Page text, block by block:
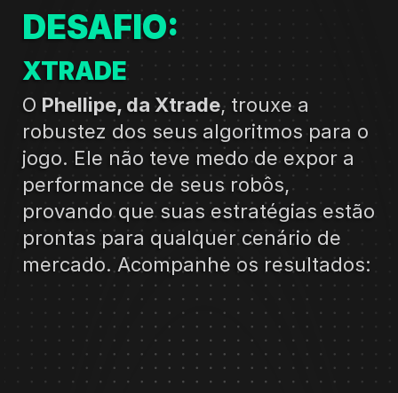
DESAFIO:
XTRADE
O Phellipe, da Xtrade, trouxe a
robustez dos seus algoritmos para o
jogo. Ele não teve medo de expor a
performance de seus robôs,
provando que suas estratégias estão
prontas para qualquer cenário de
mercado. Acompanhe os resultados: